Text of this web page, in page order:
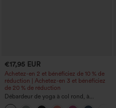
€17,95 EUR
Achetez-en 2 et bénéficiez de 10 % de
réduction | Achetez-en 3 et bénéficiez
de 20 % de réduction
Débardeur de yoga à col rond, à
fronces, effet rafraîchissant - UPF50+